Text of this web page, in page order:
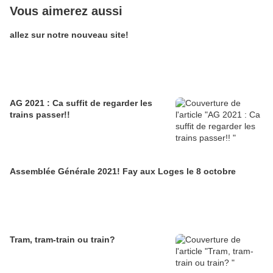
Vous aimerez aussi
allez sur notre nouveau site!
AG 2021 : Ca suffit de regarder les
trains passer!!
Assemblée Générale 2021! Fay aux Loges le 8 octobre
Tram, tram-train ou train?